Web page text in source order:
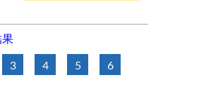
果
3 4 5 6